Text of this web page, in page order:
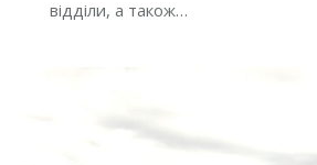
відділи, а також…